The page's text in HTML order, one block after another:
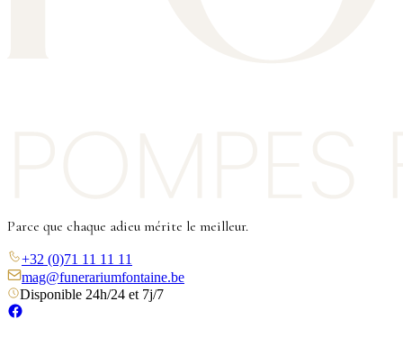
Parce que chaque adieu mérite le meilleur.
+32 (0)71 11 11 11
mag@funerariumfontaine.be
Disponible 24h/24 et 7j/7